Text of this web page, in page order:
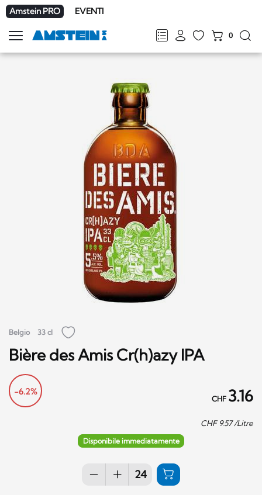
Amstein PRO EVENTI
FRDEENIT
0
Mostra
la
Belgio 33 cl
Bière des Amis Cr(h)azy IPA
-6.2%
CHF 3.16
CHF 9.57/Litre
Disponibile immediatamente